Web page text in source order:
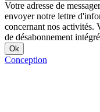
Votre adresse de
envoyer notre lettre
concernant nos activités.
de désabonnement
Conception